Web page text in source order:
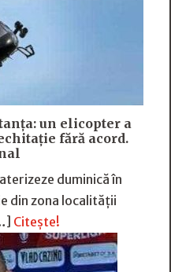
un elicopter a
fără acord.
duminică în
din zona localității
Citește!